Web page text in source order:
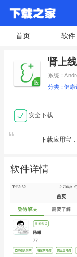
首页 软件
肾上
系统：
分类：健康
安全下载
下载应用宝
软件详情